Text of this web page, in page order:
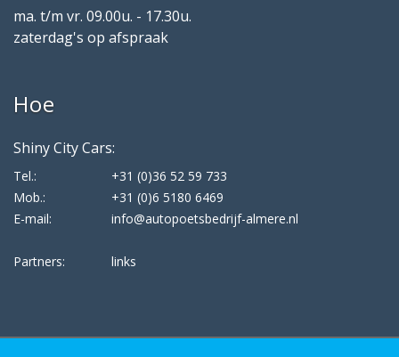
ma. t/m vr. 09.00u. - 17.30u.
zaterdag's op afspraak
Hoe
Shiny City Cars:
Tel.:
+31 (0)36 52 59 733
Mob.:
+31 (0)6 5180 6469
E-mail:
info@autopoetsbedrijf-almere.nl
Partners: links